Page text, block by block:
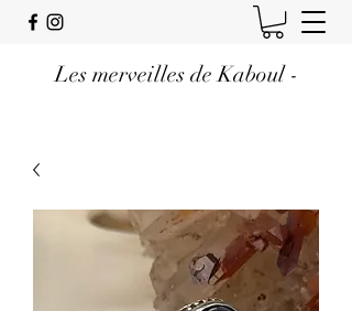
Les merveilles de Kaboul -